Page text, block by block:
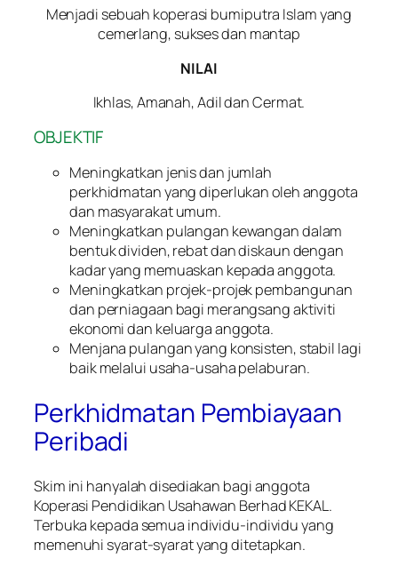
Menjadi sebuah koperasi bumiputra Islam yang
cemerlang, sukses dan mantap
NILAI
Ikhlas, Amanah, Adil dan Cermat.
OBJEKTIF
Meningkatkan jenis dan jumlah
perkhidmatan yang diperlukan oleh anggota
dan masyarakat umum.
Meningkatkan pulangan kewangan dalam
bentuk dividen, rebat dan diskaun dengan
kadar yang memuaskan kepada anggota.
Meningkatkan projek-projek pembangunan
dan perniagaan bagi merangsang aktiviti
ekonomi dan keluarga anggota.
Menjana pulangan yang konsisten, stabil lagi
baik melalui usaha-usaha pelaburan.
Perkhidmatan Pembiayaan
Peribadi
Skim ini hanyalah disediakan bagi anggota
Koperasi Pendidikan Usahawan Berhad KEKAL.
Terbuka kepada semua individu-individu yang
memenuhi syarat-syarat yang ditetapkan.